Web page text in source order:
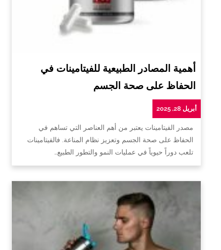
أهمية المصادر الطبيعية للفيتامينات في
الحفاظ على صحة الجسم
أبريل 28, 2025
مصدر الفيتامينات يعتبر من أهم العناصر التي تساهم في
الحفاظ على صحة الجسم وتعزيز نظام المناعة. فالفيتامينات
تلعب دوراً حيوياً في عمليات النمو والتطور الطبيع…